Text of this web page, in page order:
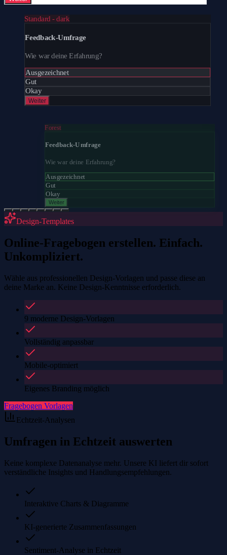
Standard - dark
Feedback-Umfrage
Wie war deine Erfahrung?
Ausgezeichnet
Gut
Okay
Weiter
Forest
Feedback-Umfrage
Wie war deine Erfahrung?
Ausgezeichnet
Gut
Okay
Weiter
Design-Templates
Online-Fragebogen erstellen. Einfach.
Unkompliziert.
Wähle aus professionellen Design-Vorlagen und passe diese an
deine Marke an. Keine Design-Kenntnisse erforderlich.
9 moderne Design-Vorlagen
Vollständig anpassbar
Mobile-optimiert
Eigenes Branding möglich
Fragebogen Vorlagen
Echtzeit-Analysen
Umfragen in Echtzeit auswerten
Keine komplexe Datenanalyse mehr. Unsere KI liefert dir sofort
verständliche Insights und Handlungsempfehlungen.
Interaktive Charts & Diagramme
KI-generierte Zusammenfassungen
Sentiment-Analyse in Echtzeit